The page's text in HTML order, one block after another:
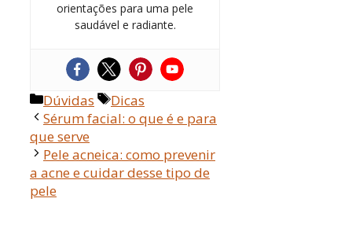
orientações para uma pele
saudável e radiante.
Categorias
Dúvidas Tags
Dicas
Sérum facial: o que é e para
que serve
Pele acneica: como prevenir
a acne e cuidar desse tipo de
pele